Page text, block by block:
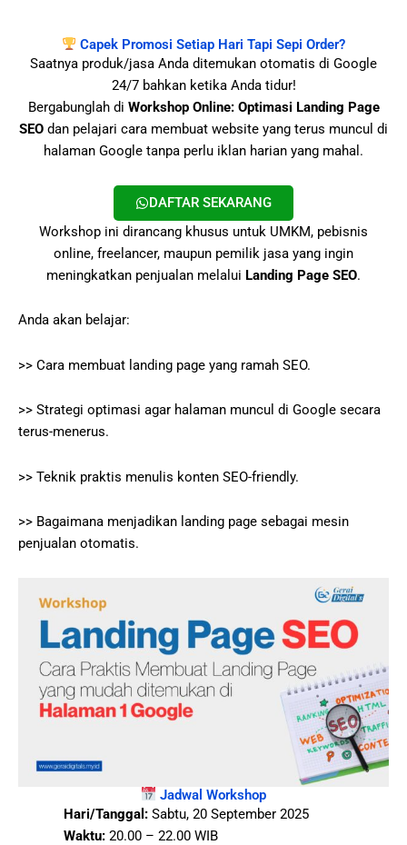
Capek Promosi Setiap Hari Tapi Sepi Order?
Saatnya produk/jasa Anda ditemukan otomatis di Google
24/7 bahkan ketika Anda tidur!
Bergabunglah di Workshop Online: Optimasi Landing Page
SEO dan pelajari cara membuat website yang terus muncul di
halaman Google tanpa perlu iklan harian yang mahal.
DAFTAR SEKARANG
Workshop ini dirancang khusus untuk UMKM, pebisnis
online, freelancer, maupun pemilik jasa yang ingin
meningkatkan penjualan melalui Landing Page SEO.
Anda akan belajar:
>> Cara membuat landing page yang ramah SEO.
>> Strategi optimasi agar halaman muncul di Google secara
terus-menerus.
>> Teknik praktis menulis konten SEO-friendly.
>> Bagaimana menjadikan landing page sebagai mesin
penjualan otomatis.
Jadwal Workshop
Hari/Tanggal: Sabtu, 20 September 2025
Waktu: 20.00 – 22.00 WIB